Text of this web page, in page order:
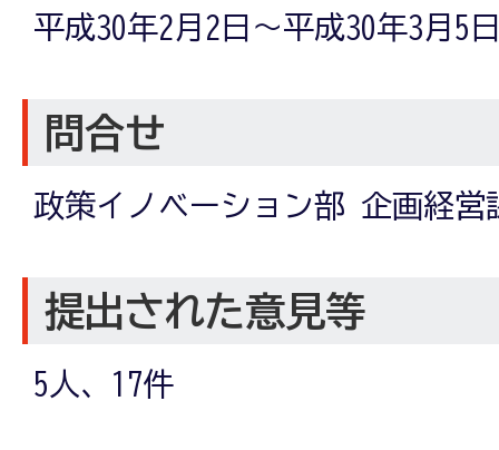
平成30年2月2日～平成30年3月5
問合せ
政策イノベーション部 企画経営
提出された意見等
5人、17件